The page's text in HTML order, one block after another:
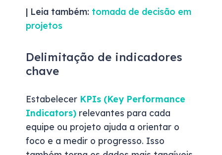
| Leia também: tomada de decisão em
projetos
Delimitação de indicadores
chave
Estabelecer KPIs (Key Performance
Indicators) relevantes para cada
equipe ou projeto ajuda a orientar o
foco e a medir o progresso. Isso